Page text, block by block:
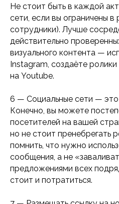
Не стоит быть в каждой
сети, если вы ограничены в
сотрудники). Лучше
действительно
визуального контента —
Instagram, создаёте
на Youtube.
6 — Социальные сети —
Конечно, вы можете
посетителей на вашей
но не стоит пренебрегать
помнить, что нужно
сообщения, а не
предложениями всех
стоит и потратиться.
брендинговое
Соглашение
об использовании
и СОУТ18+
Является частью